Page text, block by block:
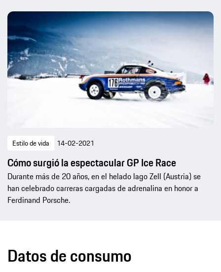
Estilo de vida 14-02-2021
Cómo surgió la espectacular GP Ice Race
Durante más de 20 años, en el helado lago Zell (Austria) se
han celebrado carreras cargadas de adrenalina en honor a
Ferdinand Porsche.
Datos de consumo